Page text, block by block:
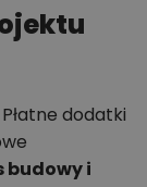
dodatki
budowy i